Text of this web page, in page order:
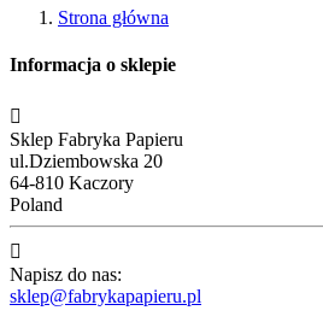
Strona główna
Informacja o sklepie

Sklep Fabryka Papieru
ul.Dziembowska 20
64-810 Kaczory
Poland

Napisz do nas:
sklep@fabrykapapieru.pl